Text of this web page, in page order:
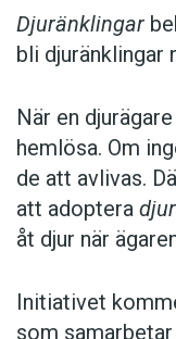
Djuränklingar
bli djuränklingar
När en
hemlösa. Om
de att avlivas.
att adoptera
åt djur när
Initiativet
som